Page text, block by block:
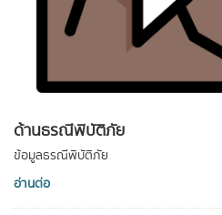
ด้านธรณีพิบัติภัย
ข้อมูลธรณีพิบัติภัย
อ่านต่อ